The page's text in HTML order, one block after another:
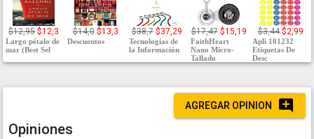
$12,95 $12,3
Largo pétalo de
mar (Best Sel
$14,0 $13,3
Descuentos
$38,7 $37,29
Tecnologías de
la Información
$17,47 $15,19
FaithHeart
Nano Micro-
Tallado
$3,44 $2,99
Apli 101232
Etiquetas De
Desc
AGREGAR OPINION
Opiniones